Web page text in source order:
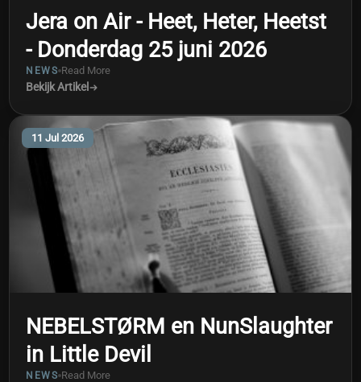
Jera on Air - Heet, Heter, Heetst
- Donderdag 25 juni 2026
NEWS Read More
Bekijk Artikel
11 Jul 2026
NEBELSTØRM en NunSlaughter
in Little Devil
NEWS Read More